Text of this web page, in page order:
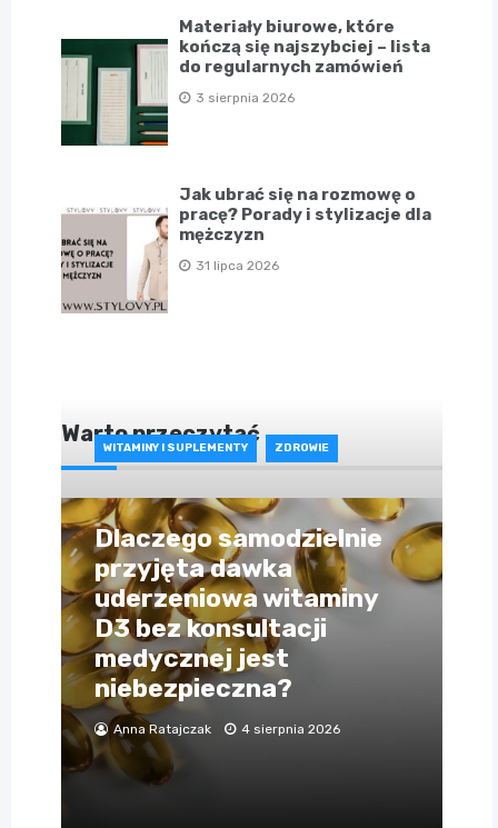
Materiały biurowe, które
kończą się najszybciej – lista
do regularnych zamówień
3 sierpnia 2026
Jak ubrać się na rozmowę o
pracę? Porady i stylizacje dla
mężczyzn
31 lipca 2026
Warto przeczytać
WITAMINY I SUPLEMENTY ZDROWIE
Dlaczego samodzielnie
przyjęta dawka
uderzeniowa witaminy
D3 bez konsultacji
medycznej jest
niebezpieczna?
Anna Ratajczak 4 sierpnia 2026